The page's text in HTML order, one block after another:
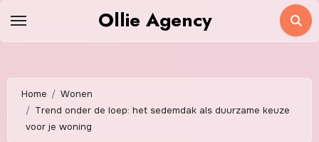
Ollie Agency
Home
Wonen
Trend onder de loep: het sedemdak als duurzame keuze
voor je woning